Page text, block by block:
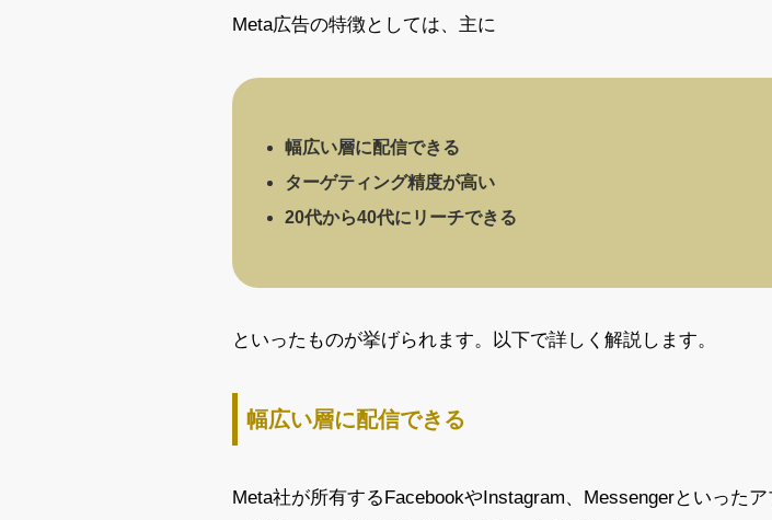
Meta広告の特徴としては、主に
幅広い層に配信できる
ターゲティング精度が高い
20代から40代にリーチできる
といったものが挙げられます。以下で詳しく解説します。
幅広い層に配信できる
Meta社が所有するFacebookやInstagram、Messengerといった